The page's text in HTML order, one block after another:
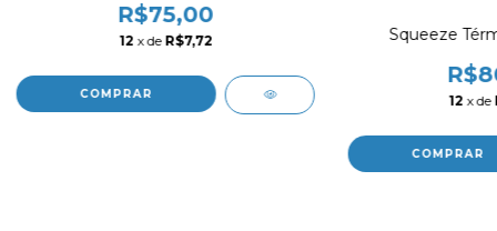
R$75,00
12 x de R$7,72 Squeeze
12 x de